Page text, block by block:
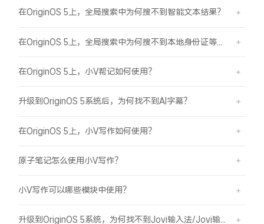
在OriginOS 5上，全局搜索中为何搜不到智能文本结果？
在OriginOS 5上，小V帮记如何使用？
升级到OriginOS 5系统后，为何找不到AI字幕？
在OriginOS 5上，小V写作如何使用？
原子笔记怎么使用小V写作？
小V写作可以哪些模块中使用？
升级到OriginOS 5系统，为何找不到Jovi输入法/Jovi输入法Pro？